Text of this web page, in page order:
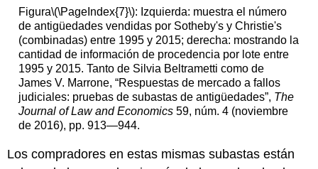
Figura\(\PageIndex{7}\): Izquierda: muestra el número
de antigüedades vendidas por Sotheby's y Christie's
(combinadas) entre 1995 y 2015; derecha: mostrando la
cantidad de información de procedencia por lote entre
1995 y 2015. Tanto de Silvia Beltrametti como de
James V. Marrone, “Respuestas de mercado a fallos
judiciales: pruebas de subastas de antigüedades”, The
Journal of Law and Economics59, núm. 4 (noviembre
de 2016), pp. 913—944.
Los compradores en estas mismas subastas están